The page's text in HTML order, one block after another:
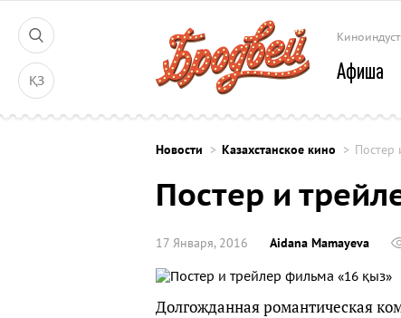
ҚЗ Афиша
Новости Казахстанское кино Постер
Постер и
17 Января, 2016 Aidana Mamayeva
Долгожданная романтическая